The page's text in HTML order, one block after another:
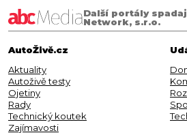
Další portály
Network, s.r.o.
AutoŽivě.cz
Aktuality
Autoživě testy
Ojetiny
Rady
Technický koutek
Zajímavosti